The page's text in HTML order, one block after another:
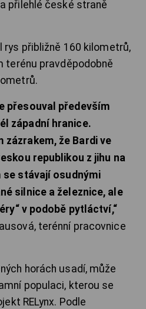
přilehlé české straně
rys přibližně 160 kilometrů,
terénu pravděpodobně
přesouval především
západní hranice.
zázrakem, že Bardi ve
republikou z jihu na
se stávají osudnými
silnice a železnice, ale
v podobě pytláctví,“
terénní pracovnice
horách usadí, může
populaci, kterou se
RELynx. Podle